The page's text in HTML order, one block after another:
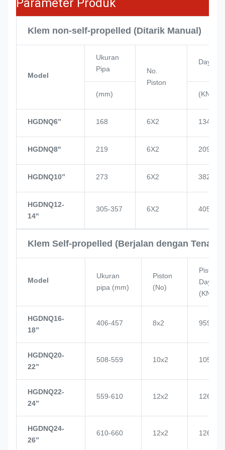
Parameter Produk
Klem non-self-propelled (Ditarik Manual)
Model
Ukuran
Pipa
No.
Piston
Daya
(mm) (KN)
HGDNQ6’’ 168 6X2 134
HGDNQ8'' 219 6X2 209
HGDNQ10’’ 273 6X2 382
HGDNQ12-
14''
305-357 6X2 405
Klem Self-propelled (Berjalan dengan Tenaga
Model
Ukuran
pipa (mm)
Piston
(No)
Piston
Daya
(KN)
HGDNQ16-
18’’
406-457 8x2 959
HGDNQ20-
22’’
508-559 10x2 1057
HGDNQ22-
24’’
559-610 12x2 1268
HGDNQ24-
26’’
610-660 12x2 1268